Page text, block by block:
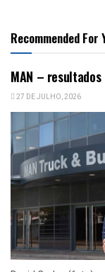
Recommended For
MAN –
27 DE JULHO, 2026